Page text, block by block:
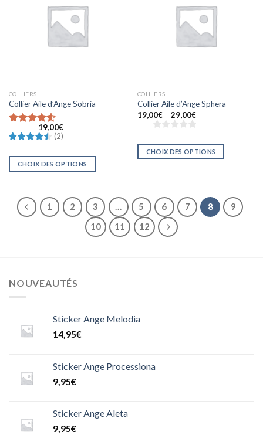
COLLIERS
Collier Aile d’Ange Sobria
Note4.5
sur 5
19,00€
(2)
CHOIX DES OPTIONS
COLLIERS
Collier Aile d’Ange Sphera
19,00€– 29,00€
CHOIX DES OPTIONS
1 2 3 … 5 6 7 8
9
10
11 12
NOUVEAUTÉS
Sticker Ange Melodia
14,95€
Sticker Ange Processiona
9,95€
Sticker Ange Aleta
9,95€